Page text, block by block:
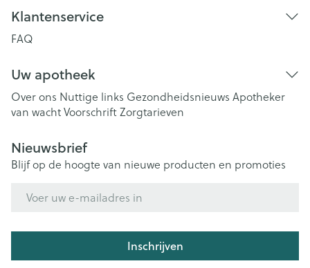
Klantenservice
FAQ
Uw apotheek
Over ons Nuttige links Gezondheidsnieuws Apotheker
van wachtVoorschriftZorgtarieven
Nieuwsbrief
Blijf op de hoogte van nieuwe producten en promoties
Inschrijven